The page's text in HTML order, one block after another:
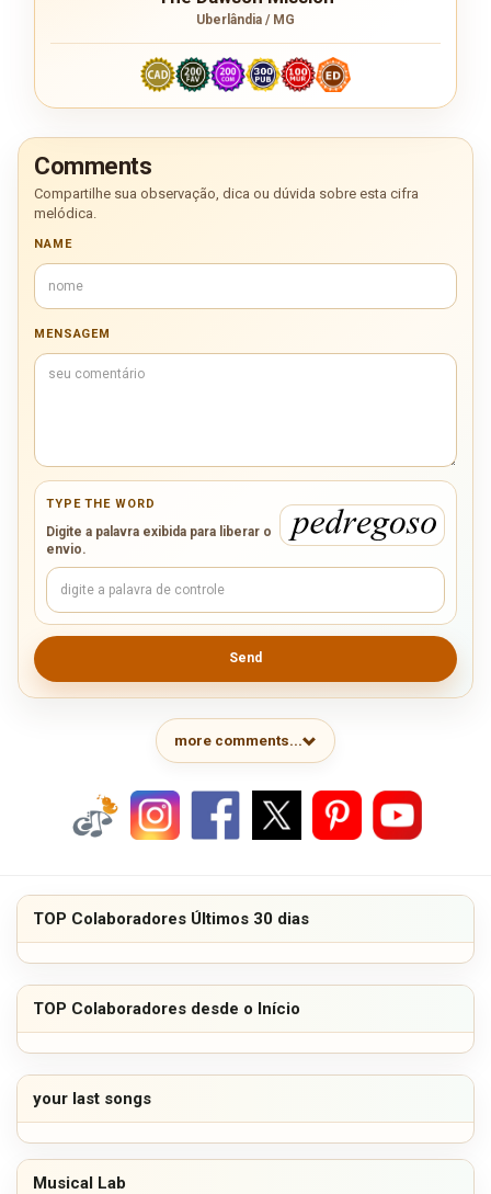
Uberlândia / MG
Comments
Compartilhe sua observação, dica ou dúvida sobre esta cifra
melódica.
NAME
MENSAGEM
TYPE THE WORD
Digite a palavra exibida para liberar o
envio.
Send
more comments...
TOP Colaboradores Últimos 30 dias
TOP Colaboradores desde o Início
your last songs
Musical Lab